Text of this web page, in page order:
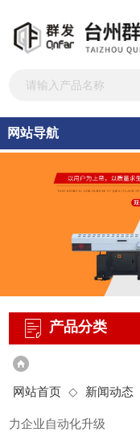
网站导航
产品分类
网站首页 ◇ 新闻动态
力企业自动化升级